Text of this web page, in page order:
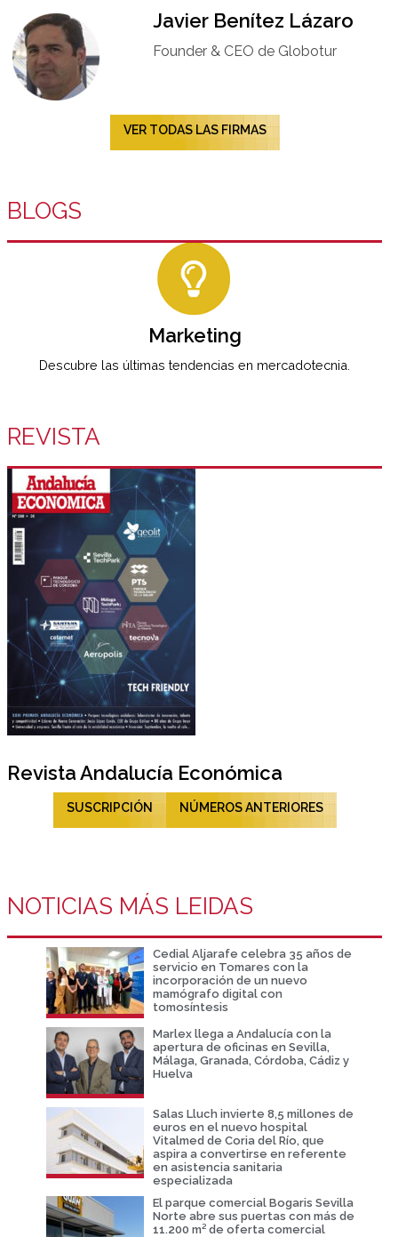
Javier Benítez Lázaro
Founder & CEO de Globotur​
VER TODAS LAS FIRMAS
BLOGS
Marketing
Descubre las últimas tendencias en mercadotecnia.
REVISTA
Revista Andalucía Económica
SUSCRIPCIÓN NÚMEROS ANTERIORES
NOTICIAS MÁS LEIDAS
Cedial Aljarafe celebra 35 años de
servicio en Tomares con la
incorporación de un nuevo
mamógrafo digital con
tomosíntesis
Marlex llega a Andalucía con la
apertura de oficinas en Sevilla,
Málaga, Granada, Córdoba, Cádiz y
Huelva
Salas Lluch invierte 8,5 millones de
euros en el nuevo hospital
Vitalmed de Coria del Río, que
aspira a convertirse en referente
en asistencia sanitaria
especializada
El parque comercial Bogaris Sevilla
Norte abre sus puertas con más de
11.200 m² de oferta comercial